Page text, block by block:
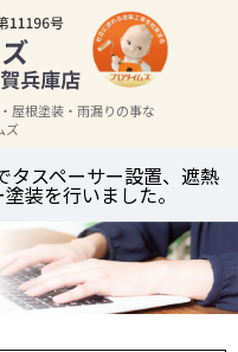
屋根塗装・雨漏りの事な
ズ
タスペーサー設置、遮熱
装を行いました。